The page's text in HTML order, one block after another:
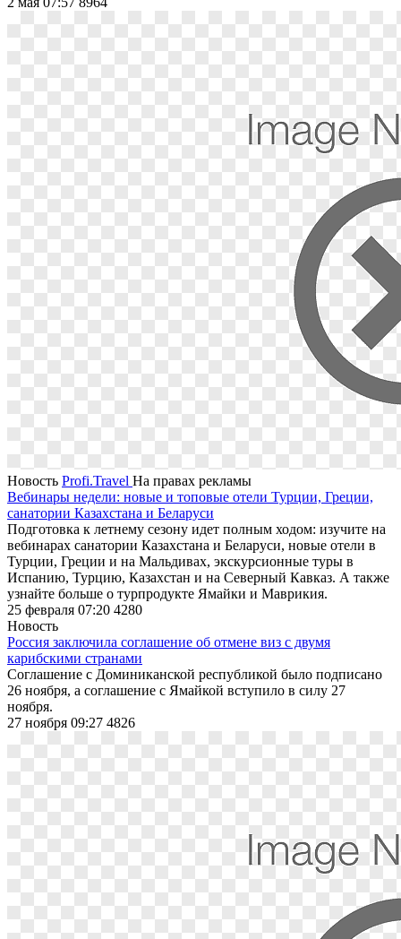
Новость Profi.Travel На правах рекламы
Вебинары недели: новые и топовые отели Турции, Греции,
санатории Казахстана и Беларуси
Подготовка к летнему сезону идет полным ходом: изучите на
вебинарах санатории Казахстана и Беларуси, новые отели в
Турции, Греции и на Мальдивах, экскурсионные туры в
Испанию, Турцию, Казахстан и на Северный Кавказ. А также
узнайте больше о турпродукте Ямайки и Маврикия.
25 февраля 07:20 4280
Новость
Россия заключила соглашение об отмене виз с двумя
карибскими странами
Соглашение с Доминиканской республикой было подписано
26 ноября, а соглашение с Ямайкой вступило в силу 27
ноября.
27 ноября 09:27 4826